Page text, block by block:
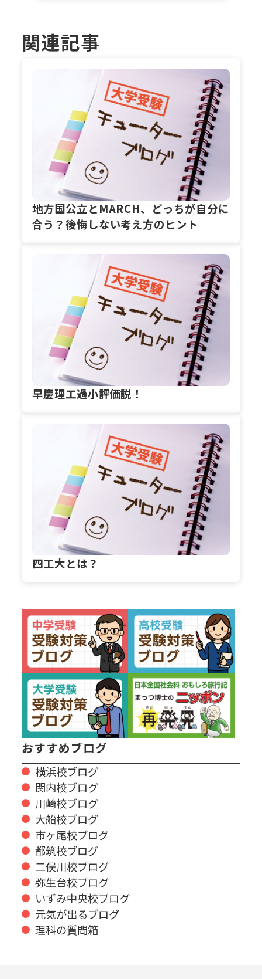
関連記事
地方国公立とMARCH、どっちが自分に
合う？後悔しない考え方のヒント
早慶理工過小評価説！
四工大とは？
おすすめブログ
横浜校ブログ
関内校ブログ
川崎校ブログ
大船校ブログ
市ヶ尾校ブログ
都筑校ブログ
二俣川校ブログ
弥生台校ブログ
いずみ中央校ブログ
元気が出るブログ
理科の質問箱